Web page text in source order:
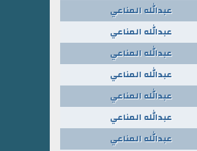
عبدالله المناعي
عبدالله المناعي
عبدالله المناعي
عبدالله المناعي
عبدالله المناعي
عبدالله المناعي
عبدالله المناعي